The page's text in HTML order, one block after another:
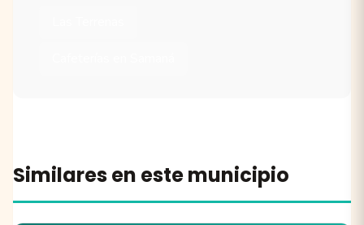
Similares en este municipio